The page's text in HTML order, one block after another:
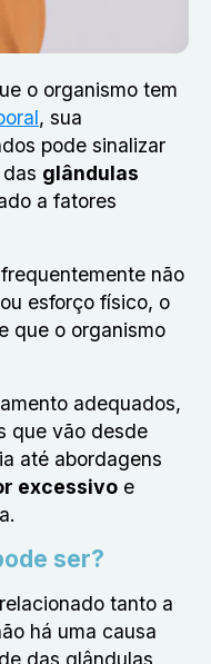
o organismo tem
, sua
pode sinalizar
glândulas
a fatores
não
esforço físico, o
que o organismo
adequados,
que vão desde
até abordagens
excessivo e
ser?
tanto a
há uma causa
das glândulas,